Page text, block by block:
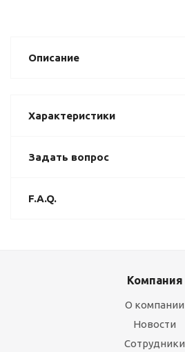
Описание
Характеристики
Задать вопрос
F.A.Q.
Компания
О компании
Новости
Сотрудники